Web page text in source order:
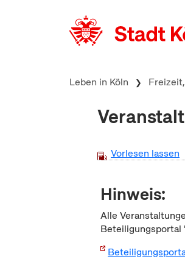
Leben in Köln
Vorlesen lassen
Hinweis:
Alle
Beteiligungsportal